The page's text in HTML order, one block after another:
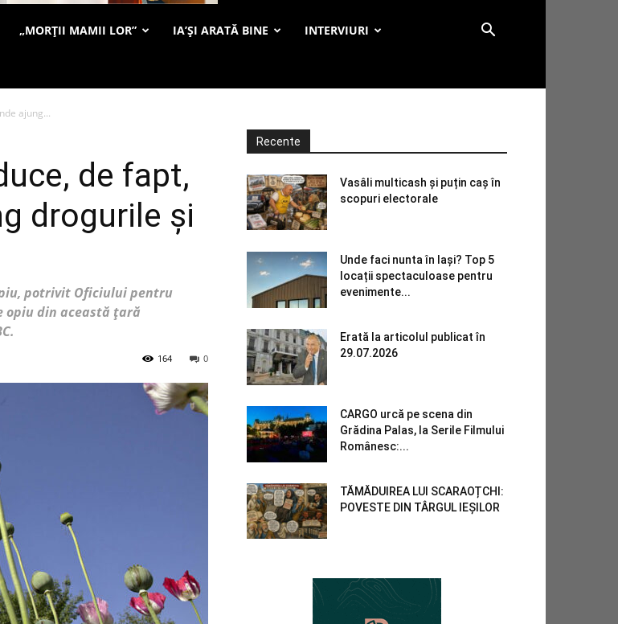
„MORȚII MAMII LOR” IA’ȘI ARATĂ BINE INTERVIURI
ajung...
de fapt,
drogurile și
potrivit Oficiului pentru
opiu din această țară
0
164
Recente
Vasâli multicash și puțin caș în
scopuri electorale
Unde faci nunta în Iași? Top 5
locații spectaculoase pentru
evenimente...
Erată la articolul publicat în
29.07.2026
CARGO urcă pe scena din
Grădina Palas, la Serile Filmului
Românesc:...
TĂMĂDUIREA LUI SCARAOȚCHI:
POVESTE DIN TÂRGUL IEȘILOR